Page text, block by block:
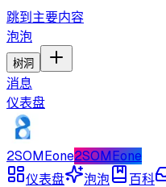
跳到主要内容
泡泡
树洞
消息
仪表盘
2SOMEone2SOMEone
仪表盘
泡泡 百科